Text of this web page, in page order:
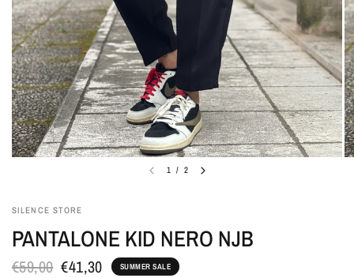
1 / 2
SILENCE STORE
PANTALONE KID NERO NJB
€59,00 €41,30 SUMMER SALE